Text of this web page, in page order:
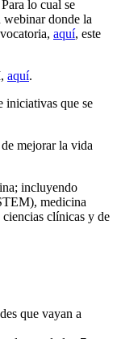
lo cual se
webinar donde la
aquí, este
aquí.
iniciativas que se
mejorar la vida
incluyendo
medicina
clínicas y de
que vayan a